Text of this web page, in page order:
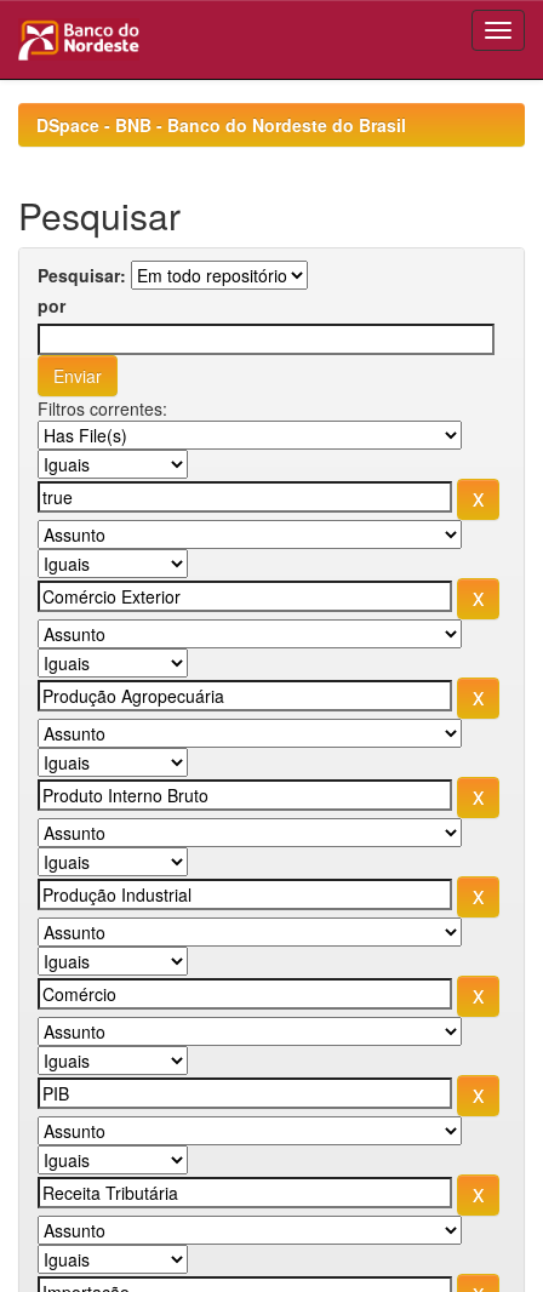
navigationDSpace - BNB - Banco do Nordeste do Brasil
Pesquisar
Pesquisar:
por
Filtros correntes: